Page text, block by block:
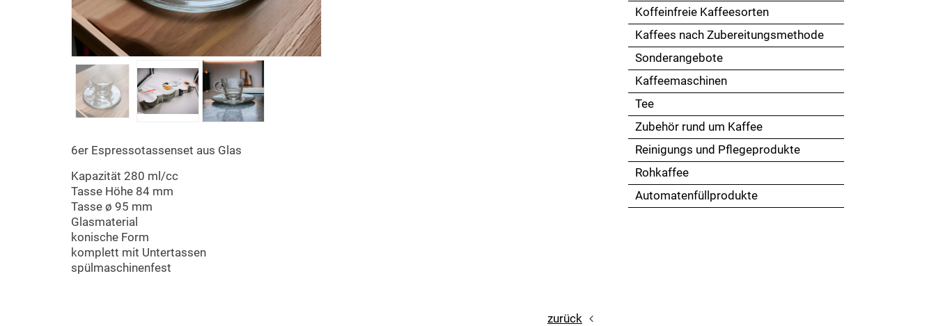
6er Espressotassenset aus Glas
Kapazität 280 ml/cc
Tasse Höhe 84 mm
Tasse ø 95 mm
Glasmaterial
konische Form
komplett mit Untertassen
spülmaschinenfest
zurück
Koffeinfreie Kaffeesorten
Kaffees nach Zubereitungsmethode
Sonderangebote
Kaffeemaschinen
Tee
Zubehör rund um Kaffee
Reinigungs und Pflegeprodukte
Rohkaffee
Automatenfüllprodukte